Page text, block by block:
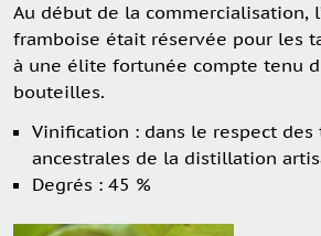
Au début de la commercialisation,
framboise était réservée pour les
à une élite fortunée compte tenu
bouteilles.
Vinification : dans le respect des
ancestrales de la distillation
Degrés : 45 %